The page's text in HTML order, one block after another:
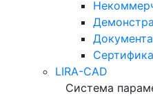
LIRA-CAD
Система